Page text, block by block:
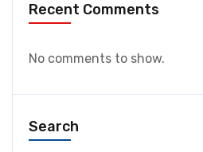
Recent Comments
No comments to show.
Search